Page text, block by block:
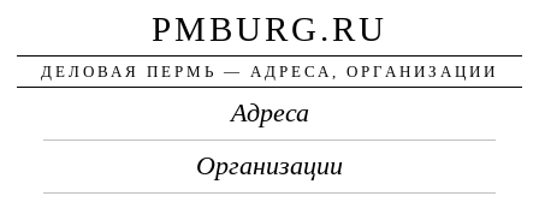
PMBURG.RU
ДЕЛОВАЯ ПЕРМЬ — АДРЕСА, ОРГАНИЗАЦИИ
Адреса
Организации